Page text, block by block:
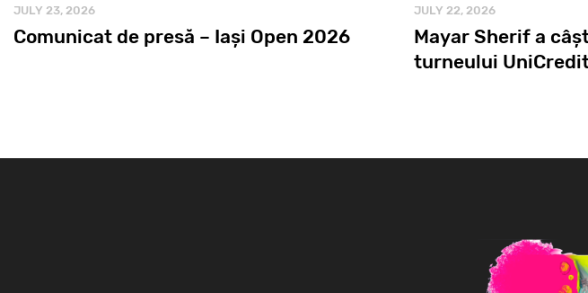
JULY 23, 2026
Comunicat de presă – Iași Open 2026
JULY 22, 2026
Mayar Sherif a
turneului